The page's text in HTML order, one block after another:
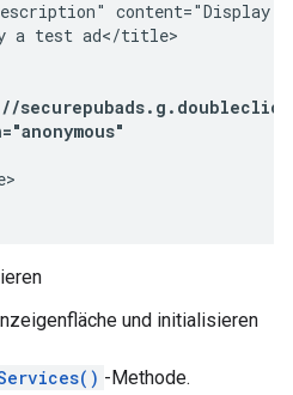
content="Display
und initialisieren
-Methode.